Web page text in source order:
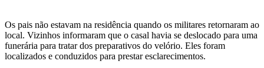
Os pais não estavam na residência quando os militares retornaram ao
local. Vizinhos informaram que o casal havia se deslocado para uma
funerária para tratar dos preparativos do velório. Eles foram
localizados e conduzidos para prestar esclarecimentos.